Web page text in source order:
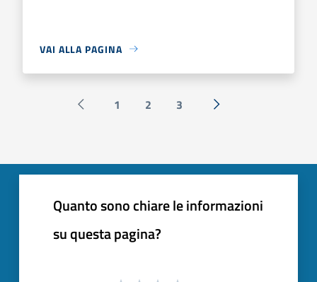
VAI ALLA PAGINA
Pagina precedente
1 2 3 Successiva »
Quanto sono chiare le informazioni
su questa pagina?